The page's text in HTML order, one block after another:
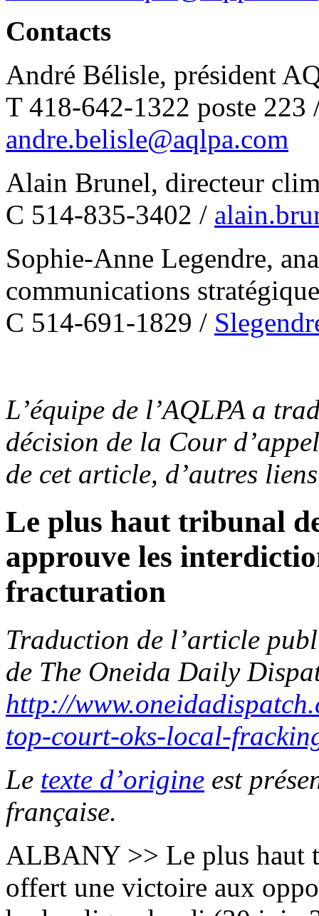
Contacts
André Bélisle, président
T 418-642-1322 poste
andre.belisle@aqlpa.com
Alain Brunel, directeur
C 514-835-3402 /
Sophie-Anne Legendre,
communications
C 514-691-1829 /
L’équipe de l’AQLPA a
décision de la Cour
de cet article, d’autres
Le plus haut tribunal
approuve les
fracturation
Traduction de l’article
de The Oneida Daily
http://
top-court-oks-local-
Le texte d’origine est
française.
ALBANY >> Le plus haut
offert une victoire aux